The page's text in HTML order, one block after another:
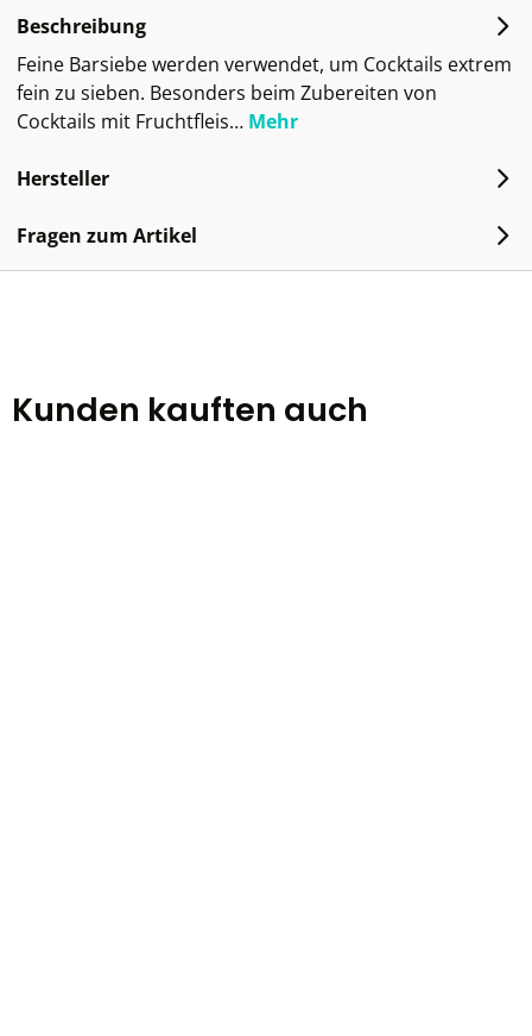
Beschreibung
Feine Barsiebe werden verwendet, um Cocktails extrem
fein zu sieben. Besonders beim Zubereiten von
Cocktails mit Fruchtfleis… Mehr
Hersteller
Fragen zum Artikel
Kunden kauften auch